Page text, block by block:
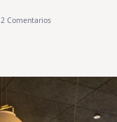
2 ComentariosEn